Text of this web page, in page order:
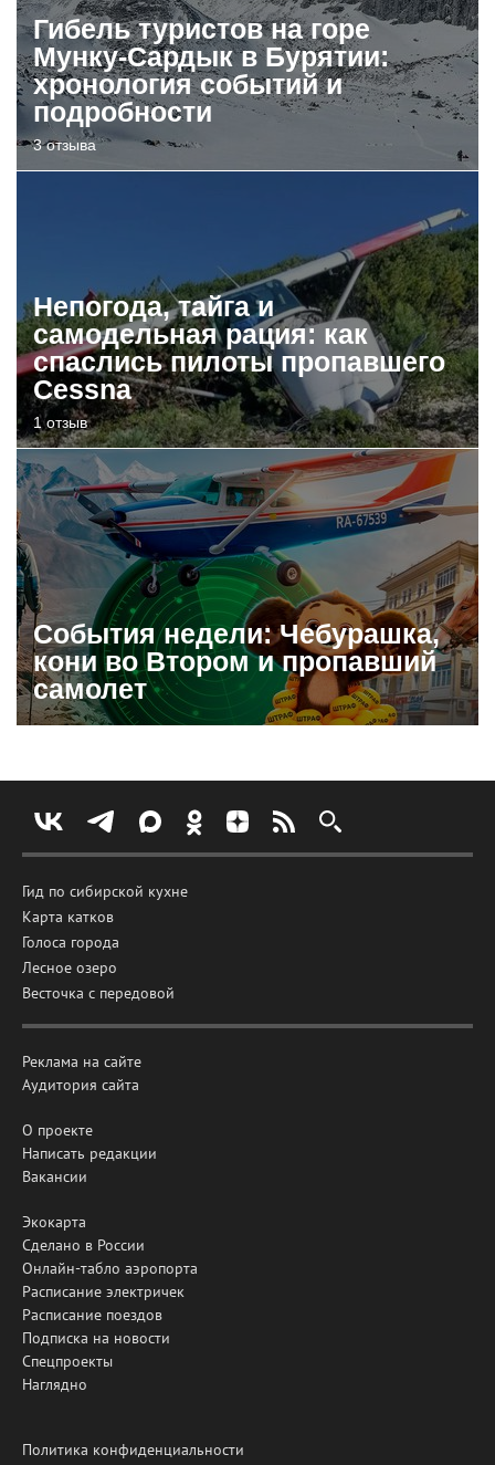
Гибель туристов на горе
Мунку-Сардык в Бурятии:
хронология событий и
подробности
3 отзыва
Непогода, тайга и
самодельная рация: как
спаслись пилоты пропавшего
Cessna
1 отзыв
События недели: Чебурашка,
кони во Втором и пропавший
самолет
Гид по сибирской кухне
Карта катков
Голоса города
Лесное озеро
Весточка с передовой
Реклама на сайте
Аудитория сайта
О проекте
Написать редакции
Вакансии
Экокарта
Сделано в России
Онлайн-табло аэропорта
Расписание электричек
Расписание поездов
Подписка на новости
Спецпроекты
Наглядно
Политика конфиденциальности